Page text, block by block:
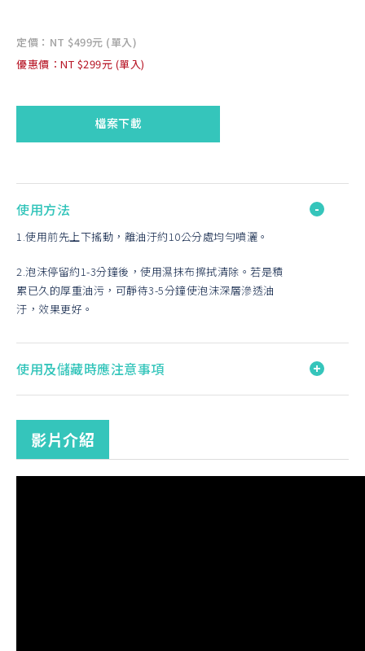
定價：NT $499元 (單入)
優惠價：NT $299元 (單入)
檔案下載
使用方法
1.使用前先上下搖動，離油汙約10公分處均勻噴灑。
2.泡沫停留約1-3分鐘後，使用濕抹布擦拭清除。若是積
累已久的厚重油污，可靜待3-5分鐘使泡沫深層滲透油
汙，效果更好。
使用及儲藏時應注意事項
影片介紹